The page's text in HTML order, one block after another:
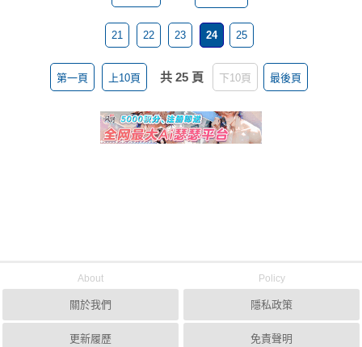
21 22 23 24 25
第一頁 上10頁 共 25 頁 下10頁 最後頁
About
關於我們
更新履歷
Policy
隱私政策
免責聲明